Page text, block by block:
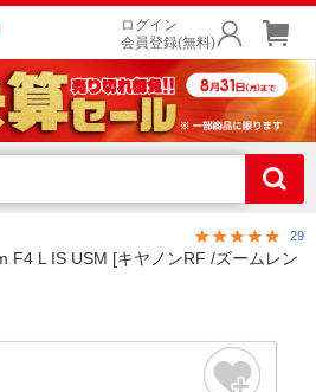
ログイン
会員登録(無料)
29
L IS USM [キヤノンRF /ズームレン